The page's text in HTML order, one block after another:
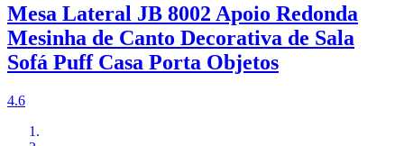
Mesa Lateral JB 8002 Apoio Redonda
Mesinha de Canto Decorativa de Sala
Sofá Puff Casa Porta Objetos
4.6